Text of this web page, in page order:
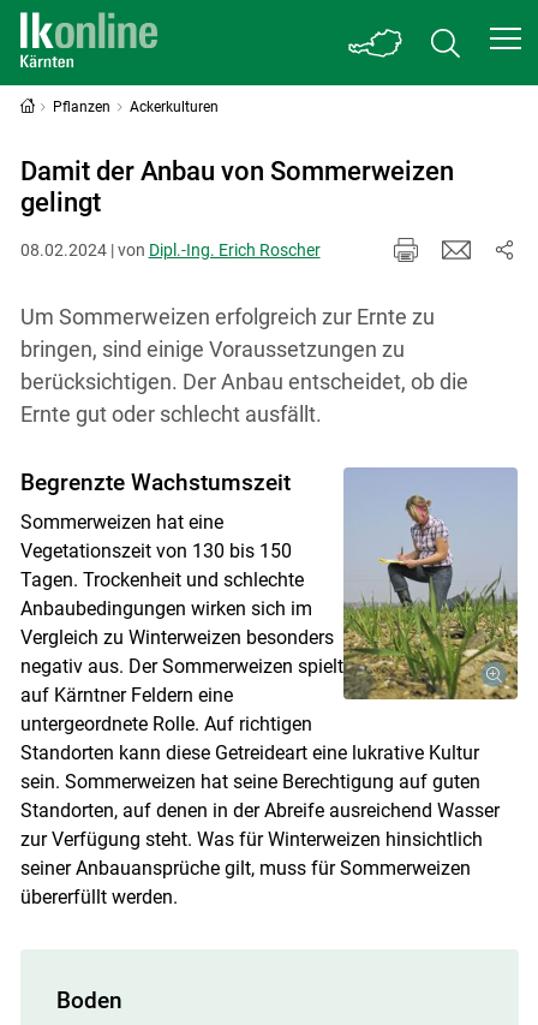
Pflanzen Ackerkulturen
Damit der Anbau von Sommerweizen
gelingt
08.02.2024 | von Dipl.-Ing. Erich Roscher
Um Sommerweizen erfolgreich zur Ernte zu
bringen, sind einige Voraussetzungen zu
berücksichtigen. Der Anbau entscheidet, ob die
Ernte gut oder schlecht ausfällt.
Begrenzte Wachstumszeit
Sommerweizen hat eine
Vegetationszeit von 130 bis 150
Tagen. Trockenheit und schlechte
Anbaubedingungen wirken sich im
Vergleich zu Winterweizen besonders
negativ aus. Der Sommerweizen spielt
auf Kärntner Feldern eine
untergeordnete Rolle. Auf richtigen
Standorten kann diese Getreideart eine lukrative Kultur
sein. Sommerweizen hat seine Berechtigung auf guten
Standorten, auf denen in der Abreife ausreichend Wasser
zur Verfügung steht. Was für Winter­weizen hinsichtlich
seiner Anbauansprüche gilt, muss für Sommerweizen
übererfüllt werden.
Boden